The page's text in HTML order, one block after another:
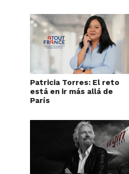
Patricia Torres: El reto
está en ir más allá de
París